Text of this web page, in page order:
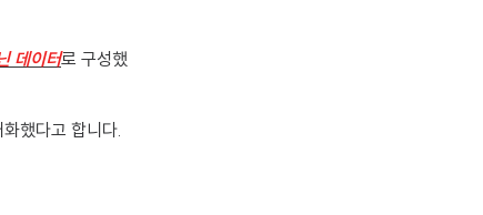
데이터로 구성했
했다고 합니다.